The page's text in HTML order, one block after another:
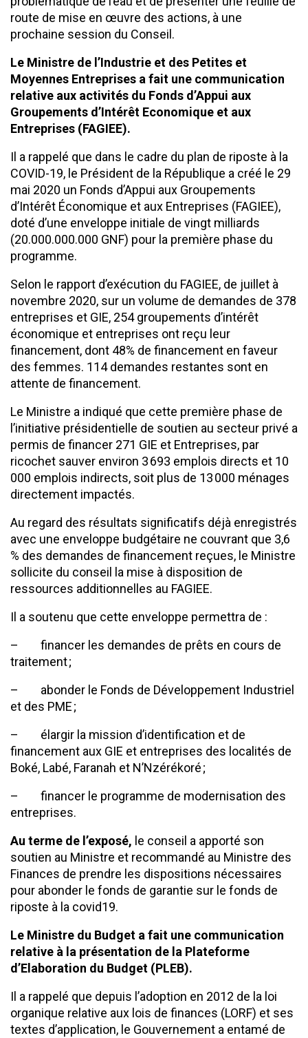
route de mise en œuvre des actions, à une
prochaine session du Conseil.
Le Ministre de l’Industrie et des Petites et
Moyennes Entreprises a fait une communication
relative aux activités du Fonds d’Appui aux
Groupements d’Intérêt Economique et aux
Entreprises (FAGIEE).
Il a rappelé que dans le cadre du plan de riposte à la
COVID-19, le Président de la République a créé le 29
mai 2020 un Fonds d’Appui aux Groupements
d’Intérêt Économique et aux Entreprises (FAGIEE),
doté d’une enveloppe initiale de vingt milliards
(20.000.000.000 GNF) pour la première phase du
programme.
Selon le rapport d’exécution du FAGIEE, de juillet à
novembre 2020, sur un volume de demandes de 378
entreprises et GIE, 254 groupements d’intérêt
économique et entreprises ont reçu leur
financement, dont 48% de financement en faveur
des femmes. 114 demandes restantes sont en
attente de financement.
Le Ministre a indiqué que cette première phase de
l’initiative présidentielle de soutien au secteur privé a
permis de financer 271 GIE et Entreprises, par
ricochet sauver environ 3 693 emplois directs et 10
000 emplois indirects, soit plus de 13 000 ménages
directement impactés.
Au regard des résultats significatifs déjà enregistrés
avec une enveloppe budgétaire ne couvrant que 3,6
% des demandes de financement reçues, le Ministre
sollicite du conseil la mise à disposition de
ressources additionnelles au FAGIEE.
Il a soutenu que cette enveloppe permettra de :
– financer les demandes de prêts en cours de
traitement ;
– abonder le Fonds de Développement Industriel
et des PME ;
– élargir la mission d’identification et de
financement aux GIE et entreprises des localités de
Boké, Labé, Faranah et N’Nzérékoré ;
– financer le programme de modernisation des
entreprises.
Au terme de l’exposé, le conseil a apporté son
soutien au Ministre et recommandé au Ministre des
Finances de prendre les dispositions nécessaires
pour abonder le fonds de garantie sur le fonds de
riposte à la covid19.
Le Ministre du Budget a fait une communication
relative à la présentation de la Plateforme
d’Elaboration du Budget (PLEB).
Il a rappelé que depuis l’adoption en 2012 de la loi
organique relative aux lois de finances (LORF) et ses
textes d’application, le Gouvernement a entamé de